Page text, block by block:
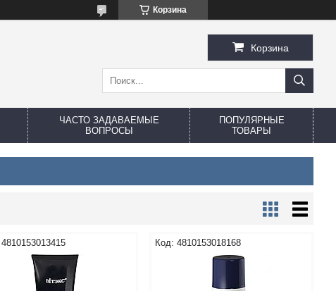
Корзина
Корзина
ЧАСТО ЗАДАВАЕМЫЕ
ВОПРОСЫ
ПОПУЛЯРНЫЕ
ТОВАРЫ
4810153013415 4810153018168